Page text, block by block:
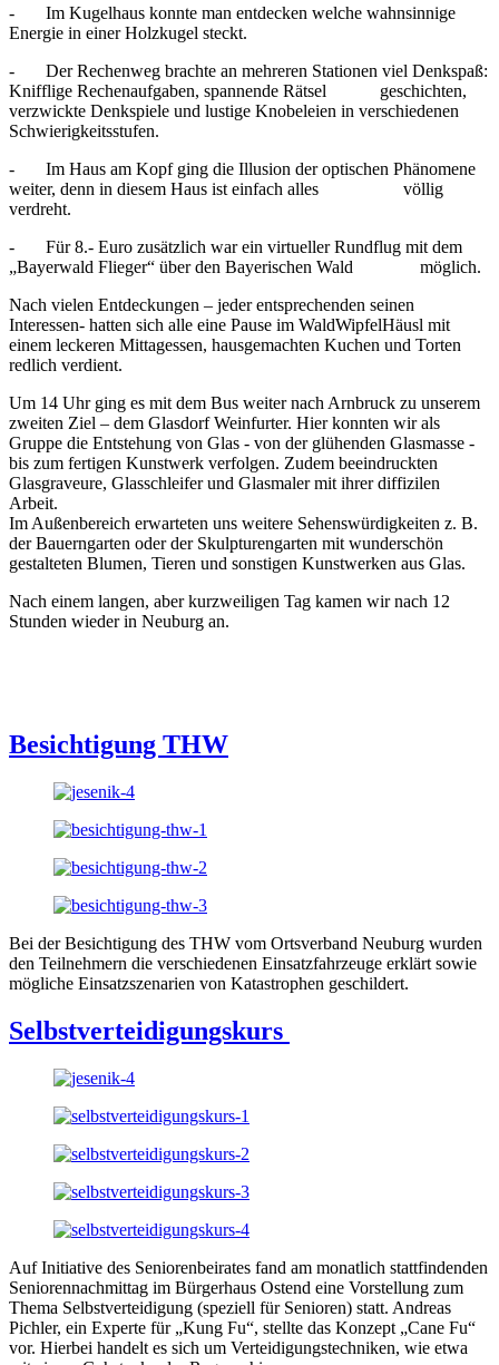
- Im Kugelhaus konnte man entdecken welche wahnsinnige
Energie in einer Holzkugel steckt.
- Der Rechenweg brachte an mehreren Stationen viel Denkspaß:
Knifflige Rechenaufgaben, spannende Rätsel geschichten,
verzwickte Denkspiele und lustige Knobeleien in verschiedenen
Schwierigkeitsstufen.
- Im Haus am Kopf ging die Illusion der optischen Phänomene
weiter, denn in diesem Haus ist einfach alles völlig
verdreht.
- Für 8.- Euro zusätzlich war ein virtueller Rundflug mit dem
„Bayerwald Flieger“ über den Bayerischen Wald möglich.
Nach vielen Entdeckungen – jeder entsprechenden seinen
Interessen- hatten sich alle eine Pause im WaldWipfelHäusl mit
einem leckeren Mittagessen, hausgemachten Kuchen und Torten
redlich verdient.
Um 14 Uhr ging es mit dem Bus weiter nach Arnbruck zu unserem
zweiten Ziel – dem Glasdorf Weinfurter. Hier konnten wir als
Gruppe die Entstehung von Glas - von der glühenden Glasmasse -
bis zum fertigen Kunstwerk verfolgen. Zudem beeindruckten
Glasgraveure, Glasschleifer und Glasmaler mit ihrer diffizilen
Arbeit.
Im Außenbereich erwarteten uns weitere Sehenswürdigkeiten z. B.
der Bauerngarten oder der Skulpturengarten mit wunderschön
gestalteten Blumen, Tieren und sonstigen Kunstwerken aus Glas.
Nach einem langen, aber kurzweiligen Tag kamen wir nach 12
Stunden wieder in Neuburg an.
Besichtigung THW
Bei der Besichtigung des THW vom Ortsverband Neuburg wurden
den Teilnehmern die verschiedenen Einsatzfahrzeuge erklärt sowie
mögliche Einsatzszenarien von Katastrophen geschildert.
Selbstverteidigungskurs
Auf Initiative des Seniorenbeirates fand am monatlich stattfindenden
Seniorennachmittag im Bürgerhaus Ostend eine Vorstellung zum
Thema Selbstverteidigung (speziell für Senioren) statt. Andreas
Pichler, ein Experte für „Kung Fu“, stellte das Konzept „Cane Fu“
vor. Hierbei handelt es sich um Verteidigungstechniken, wie etwa